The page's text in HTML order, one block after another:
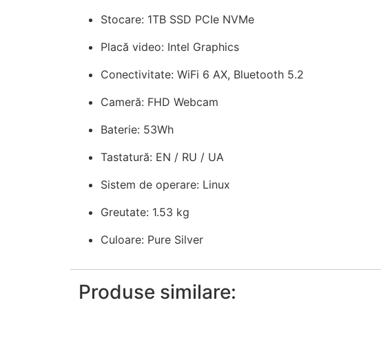
Stocare: 1TB SSD PCIe NVMe
Placă video: Intel Graphics
Conectivitate: WiFi 6 AX, Bluetooth 5.2
Cameră: FHD Webcam
Baterie: 53Wh
Tastatură: EN / RU / UA
Sistem de operare: Linux
Greutate: 1.53 kg
Culoare: Pure Silver
Produse similare: